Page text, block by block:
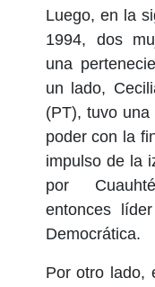
Luego, en la
1994, dos
una
un lado,
(PT), tuvo una
poder con la
impulso de la
por
entonces
Democrática.
Por otro lado,